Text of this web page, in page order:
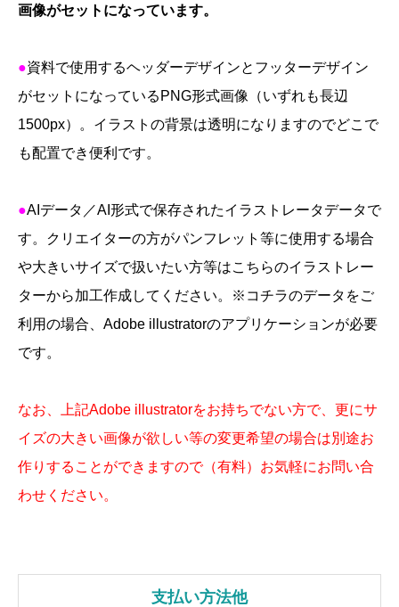
な
わ
わ
個
画像がセットになっています。
●資料で使用するヘッダーデザインとフッターデザイン
がセットになっているPNG形式画像（いずれも長辺
1500px）。イラストの背景は透明になりますのでどこで
も配置でき便利です。
●AI データ／AI 形式で保存されたイラストレータデータで
す。クリエイターの方がパンフレット等に使用する場合
や大きいサイズで扱いたい方等はこちらのイラストレー
ターから加工作成してください。
※ コチラのデータをご
利用の場合、 Adobe illustratorのアプリケーションが必要
です。
なお、上記Adobe illustratorをお持ちでない方で、更にサ
イズの大きい画像が欲しい等の変更希望の場合は別途お
作りすることができますので（有料）お気軽にお問い合
わせください。
支払い方法他